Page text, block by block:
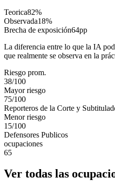
Teorica82%
Observada18%
Brecha de exposición64pp
La diferencia entre lo que la IA
que realmente se observa en la
Riesgo prom.
38/100
Mayor riesgo
75/100
Reporteros de la Corte y
Menor riesgo
15/100
Defensores Publicos
ocupaciones
65
Ver todas las